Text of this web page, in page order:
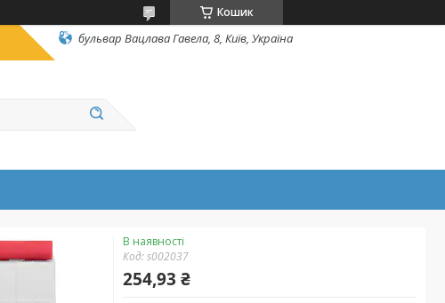
Кошик
бульвар Вацлава Гавела, 8, Київ, Україна
В наявності
Код:s002037
254,93 ₴